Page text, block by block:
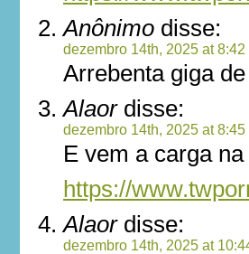
Anônimo disse:
dezembro 14th, 2025 at 8:42
Arrebenta giga
Alaordisse:
dezembro 14th, 2025 at 8:45
E vem a carga na
https://
Alaordisse:
dezembro 14th, 2025 at